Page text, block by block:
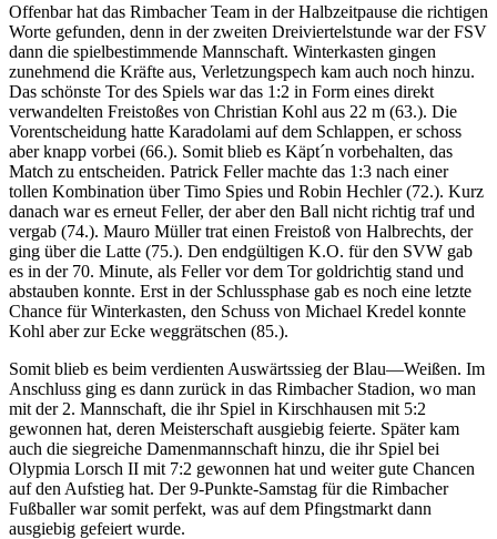
Offenbar hat das Rimbacher Team in der Halbzeitpause die richtigen
Worte gefunden, denn in der zweiten Dreiviertelstunde war der FSV
dann die spielbestimmende Mannschaft. Winterkasten gingen
zunehmend die Kräfte aus, Verletzungspech kam auch noch hinzu.
Das schönste Tor des Spiels war das 1:2 in Form eines direkt
verwandelten Freistoßes von Christian Kohl aus 22 m (63.). Die
Vorentscheidung hatte Karadolami auf dem Schlappen, er schoss
aber knapp vorbei (66.). Somit blieb es Käpt´n vorbehalten, das
Match zu entscheiden. Patrick Feller machte das 1:3 nach einer
tollen Kombination über Timo Spies und Robin Hechler (72.). Kurz
danach war es erneut Feller, der aber den Ball nicht richtig traf und
vergab (74.). Mauro Müller trat einen Freistoß von Halbrechts, der
ging über die Latte (75.). Den endgültigen K.O. für den SVW gab
es in der 70. Minute, als Feller vor dem Tor goldrichtig stand und
abstauben konnte. Erst in der Schlussphase gab es noch eine letzte
Chance für Winterkasten, den Schuss von Michael Kredel konnte
Kohl aber zur Ecke weggrätschen (85.).
Somit blieb es beim verdienten Auswärtssieg der Blau—Weißen. Im
Anschluss ging es dann zurück in das Rimbacher Stadion, wo man
mit der 2. Mannschaft, die ihr Spiel in Kirschhausen mit 5:2
gewonnen hat, deren Meisterschaft ausgiebig feierte. Später kam
auch die siegreiche Damenmannschaft hinzu, die ihr Spiel bei
Olypmia Lorsch II mit 7:2 gewonnen hat und weiter gute Chancen
auf den Aufstieg hat. Der 9-Punkte-Samstag für die Rimbacher
Fußballer war somit perfekt, was auf dem Pfingstmarkt dann
ausgiebig gefeiert wurde.